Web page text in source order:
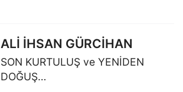
ALİ İHSAN GÜRCİHAN
SON KURTULUŞ ve YENİDEN
DOĞUŞ…